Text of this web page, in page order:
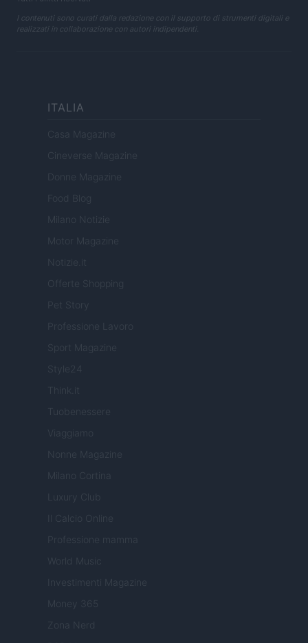
I contenuti sono curati dalla redazione con il supporto di strumenti digitali e
realizzati in collaborazione con autori indipendenti.
ITALIA
Casa Magazine
Cineverse Magazine
Donne Magazine
Food Blog
Milano Notizie
Motor Magazine
Notizie.it
Offerte Shopping
Pet Story
Professione Lavoro
Sport Magazine
Style24
Tuobenessere
Viaggiamo
Nonne Magazine
Milano Cortina
Luxury Club
Il Calcio Online
Professione mamma
World Music
Investimenti Magazine
Money 365
Zona Nerd